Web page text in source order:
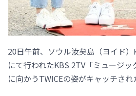
20日午前、ソウル汝矣島（ヨイド
にて行われたKBS 2TV「ミュージ
に向かうTWICEの姿がキャッチされ